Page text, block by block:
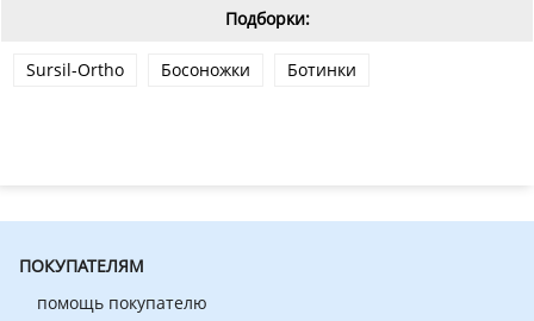
Подборки:
Sursil-Ortho Босоножки Ботинки
ПОКУПАТЕЛЯМ
помощь покупателю